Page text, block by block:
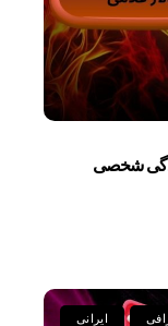
شخصی
ایرانی